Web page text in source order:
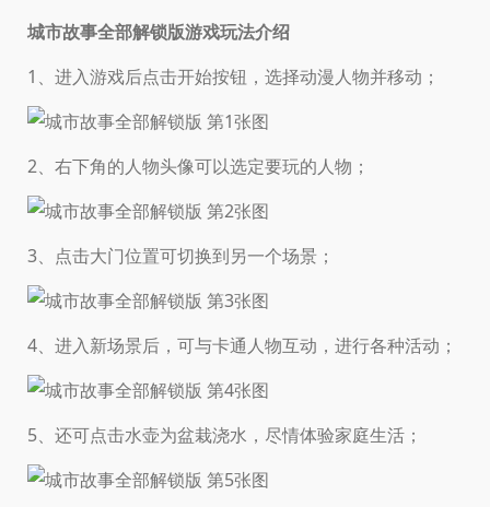
城市故事全部解锁版游戏玩法介绍
1、进入游戏后点击开始按钮，选择动漫人物并移动；
2、右下角的人物头像可以选定要玩的人物；
3、点击大门位置可切换到另一个场景；
4、进入新场景后，可与卡通人物互动，进行各种活动；
5、还可点击水壶为盆栽浇水，尽情体验家庭生活；